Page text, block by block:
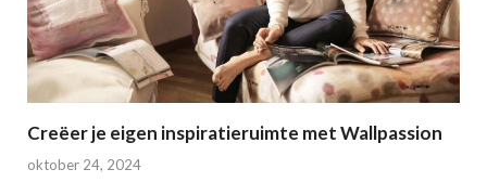
Creëer je eigen inspiratieruimte met Wallpassion
oktober 24, 2024